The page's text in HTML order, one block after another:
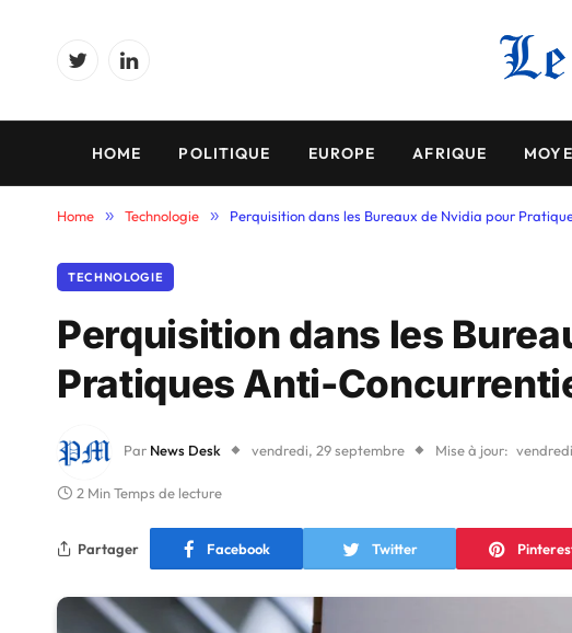
TwitterLinkedIn
HOME POLITIQUE EUROPE AFRIQUE
Home » Technologie » Perquisition dans les Bureaux de Nvidia pour
TECHNOLOGIE
Perquisition dans les
Pratiques Anti-
Par News Desk vendredi, 29 septembre Mise à jour:
2 Min Temps de lecture
Partager Facebook Twitter